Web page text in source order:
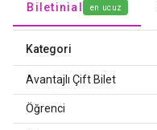
Biletinial en ucuz
Kategori
Avantajlı Çift Bilet
Öğrenci